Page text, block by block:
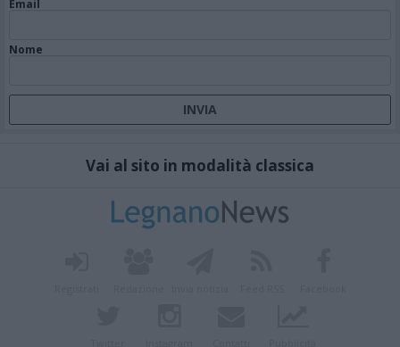
Email
Nome
Vai al sito in modalità classica